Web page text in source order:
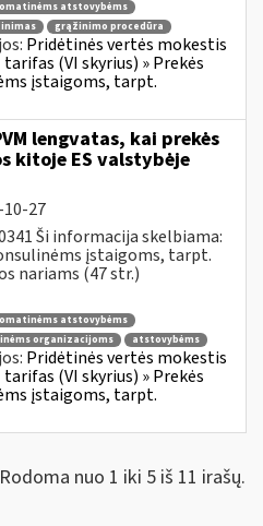
atstovybėms
grąžinimo procedūra
Pridėtinės vertės mokestis
tarifas (VI skyrius) » Prekės
įstaigoms, tarpt.
lengvatas, kai prekės
kitoje ES valstybėje
10-27
Ši informacija skelbiama:
įstaigoms, tarpt.
nariams (47 str.)
atstovybėms
organizacijoms atstovybėms
Pridėtinės vertės mokestis
tarifas (VI skyrius) » Prekės
įstaigoms, tarpt.
Rodoma nuo 1 iki 5 iš 11 irašų.